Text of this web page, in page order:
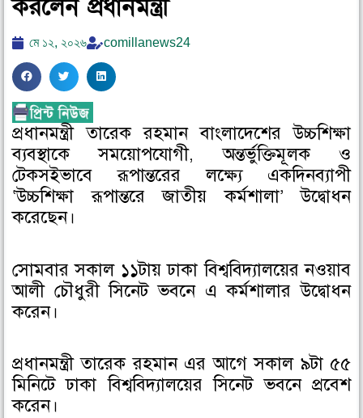
করলেন প্রধানমন্ত্রী
মে ১২, ২০২৬ comillanews24
S
h
a
r
e
e
b
S
h
a
r
e
w
t
t
S
h
r
e
k
e
প্রধানমন্ত্রী তারেক রহমান বাংলাদেশের উচ্চশিক্ষা
ব্যবস্থাকে সময়োপযোগী, অন্তর্ভুক্তিমূলক ও
টেকসইভাবে রূপান্তরের লক্ষ্যে একদিনব্যাপী
‘উচ্চশিক্ষা রূপান্তরে জাতীয় কর্মশালা’ উদ্বোধন
করেছেন।
সোমবার সকাল ১১টায় ঢাকা বিশ্ববিদ্যালয়ের নওয়াব
আলী চৌধুরী সিনেট ভবনে এ কর্মশালার উদ্বোধন
করেন।
প্রধানমন্ত্রী তারেক রহমান এর আগে সকাল ৯টা ৫৫
মিনিটে ঢাকা বিশ্ববিদ্যালয়ের সিনেট ভবনে প্রবেশ
করেন।